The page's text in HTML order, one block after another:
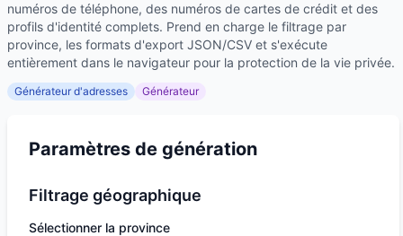
numéros de téléphone, des numéros de cartes de crédit et des
profils d'identité complets. Prend en charge le filtrage par
province, les formats d'export JSON/CSV et s'exécute
entièrement dans le navigateur pour la protection de la vie privée.
Générateur d'adresses Générateur
Paramètres de génération
Filtrage géographique
Sélectionner la province